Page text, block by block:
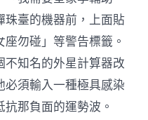
臺的機器前，上面貼
勿碰」等警告標籤。
知名的外星計算器改
須輸入一種極具感染
那負面的運勢波。